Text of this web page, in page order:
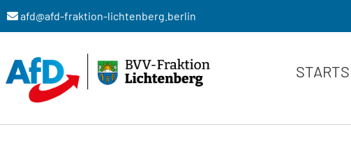
Inhalt
springen
afd@afd-fraktion-lichtenberg.berlin